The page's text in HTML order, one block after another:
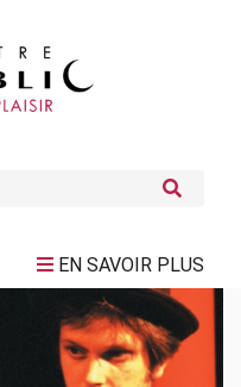
EN SAVOIR PLUS